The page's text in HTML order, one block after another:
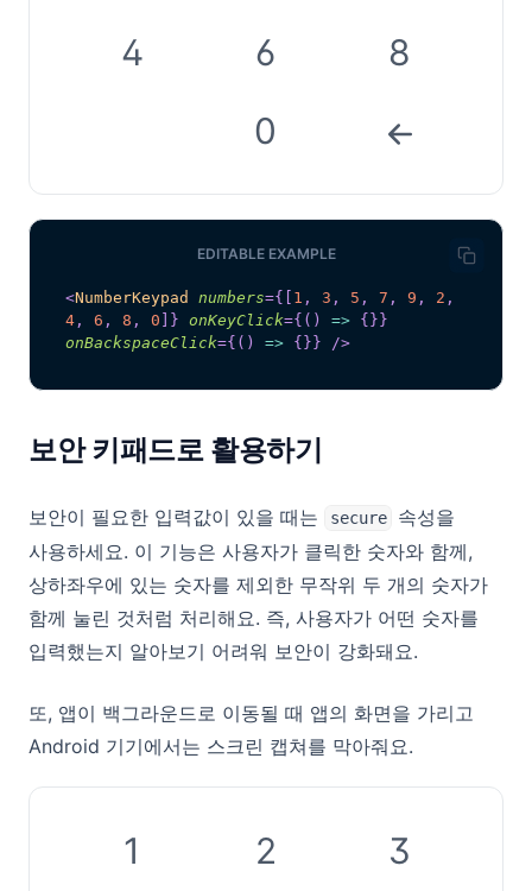
4
6
8
0
EDITABLE EXAMPLE
<NumberKeypad numbers={ 1 , 3 , 5 , 7 , 9 , 2 ,
4 , 6 , 8 , 0 } onKeyClick={ ( ) => { } }
onBackspaceClick={ ( ) => { } } />
보안 키패드로 활용하기
보안이 필요한 입력값이 있을 때는 secure
속성을
사용하세요. 이 기능은 사용자가 클릭한 숫자와 함께,
상하좌우에 있는 숫자를 제외한 무작위 두 개의 숫자가
함께 눌린 것처럼 처리해요. 즉, 사용자가 어떤 숫자를
입력했는지 알아보기 어려워 보안이 강화돼요.
또, 앱이 백그라운드로 이동될 때 앱의 화면을 가리고
Android 기기에서는 스크린 캡쳐를 막아줘요.
1 2
3